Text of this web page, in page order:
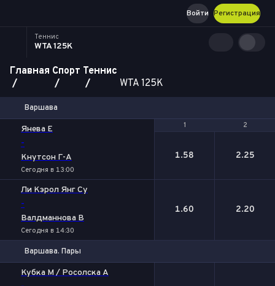
Регистрация
Войти
Теннис
WTA 125K
Главная Спорт Теннис
WTA 125K
Варшава
1 2
Янева Е
-
Кнутсон Г-А
Сегодня в 13:00
1 2
1.58 2.25
Ли Кэрол Янг Су
-
Валдманнова В
Сегодня в 14:30
1.60 2.20
Варшава. Пары
Кубка М / Росолска А